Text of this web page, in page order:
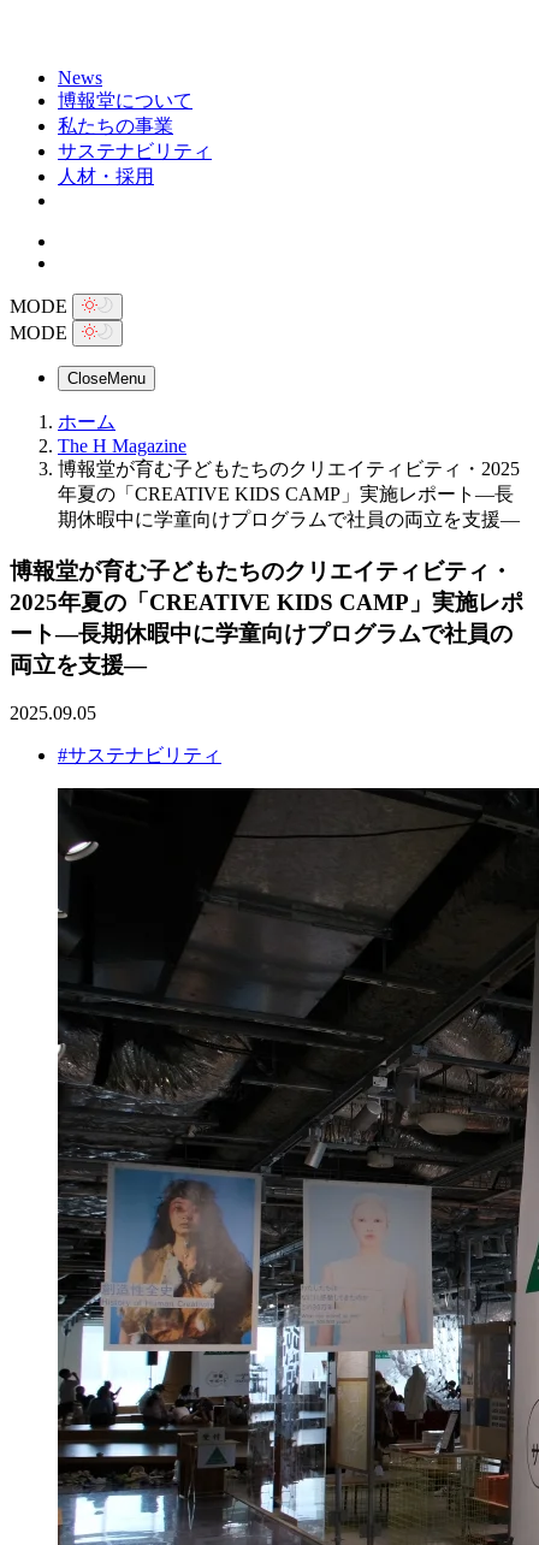
News
博報堂について
私たちの事業
サステナビリティ
人材・採用
MODE
MODE
CloseMenu
ホーム
The H Magazine
博報堂が育む子どもたちのクリエイティビティ・2025
年夏の「CREATIVE KIDS CAMP」実施レポート―長
期休暇中に学童向けプログラムで社員の両立を支援―
博報堂が育む子どもたちのクリエイティビティ・
2025年夏の「CREATIVE KIDS CAMP」実施レポ
ート―長期休暇中に学童向けプログラムで社員の
両立を支援―
2025.09.05
#サステナビリティ